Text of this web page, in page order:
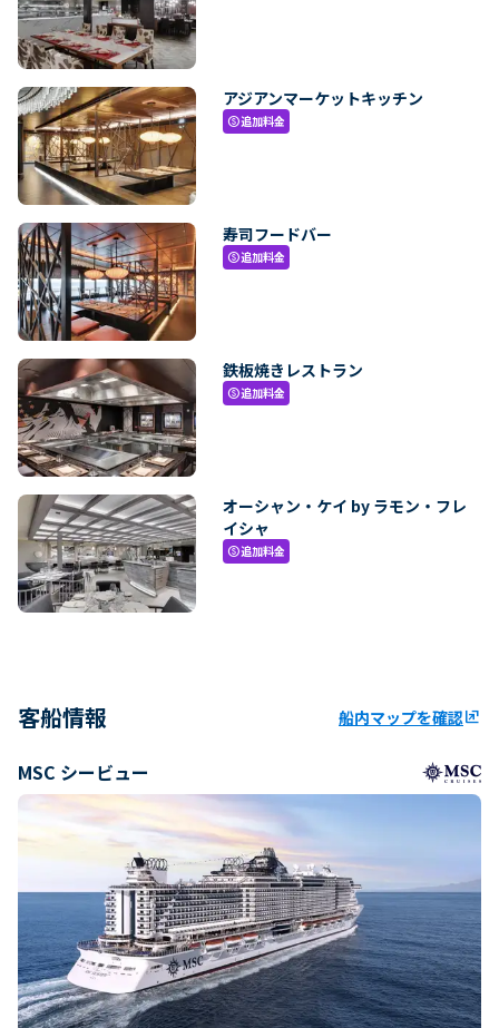
アジアンマーケットキッチン
paid追加料金
寿司フードバー
paid追加料金
鉄板焼きレストラン
paid追加料金
オーシャン・ケイ by ラモン・フレ
イシャ
paid追加料金
客船情報 船内マップを確認ungroup
MSC シービュー